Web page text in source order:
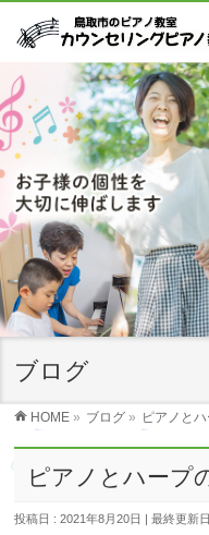
ブログ
HOME » ブログ » ピアノと
ピアノとハープ
投稿日 : 2021年8月20日 最終更新